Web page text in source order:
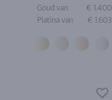
Goud van
€ 1.400
Platina van
€ 1.603